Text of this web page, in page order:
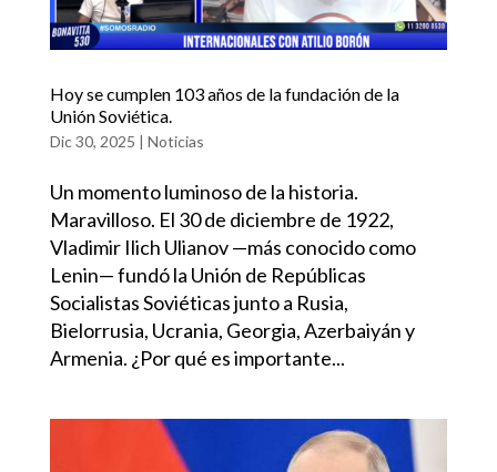
Hoy se cumplen 103 años de la fundación de la
Unión Soviética.
Dic 30, 2025 | Noticias
Un momento luminoso de la historia.
Maravilloso. El 30 de diciembre de 1922,
Vladimir Ilich Ulianov —más conocido como
Lenin— fundó la Unión de Repúblicas
Socialistas Soviéticas junto a Rusia,
Bielorrusia, Ucrania, Georgia, Azerbaiyán y
Armenia. ¿Por qué es importante...